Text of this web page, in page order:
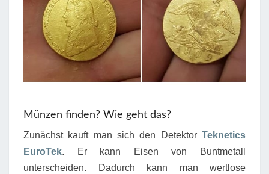
Münzen finden? Wie geht das?
Zunächst kauft man sich den Detektor Teknetics
EuroTek. Er kann Eisen von Buntmetall
unterscheiden. Dadurch kann man wertlose